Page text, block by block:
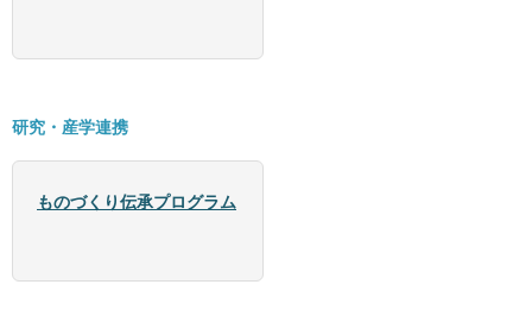
研究・産学連携
ものづくり伝承プログラム